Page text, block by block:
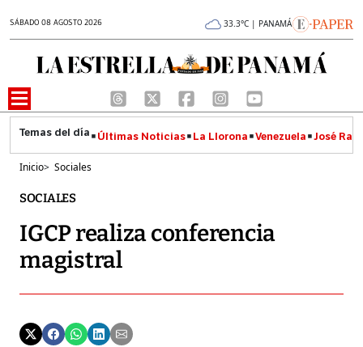
SÁBADO 08 AGOSTO 2026 33.3°C | PANAMÁ
Últimas Noticias La Llorona Venezuela José
Inicio> Sociales
SOCIALES
IGCP realiza conferencia
magistral